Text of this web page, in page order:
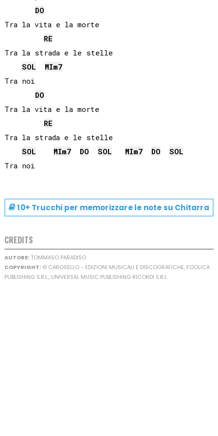
DO
Tra la vita e la morte
RE
Tra la strada e le stelle
SOL
MIm7
Tra noi
DO
Tra la vita e la morte
RE
Tra la strada e le stelle
SOL
MIm7 DO SOL MIm7 DO
SOL
10+ Trucchi per memorizzare le note su Chitarra
CREDITS
AUTORE:TOMMASO PARADISO
COPYRIGHT:© CAROSELLO - EDIZIONI MUSICALI E DISCOGRAFICHE, FOOLICA
PUBLISHING S.R.L., UNIVERSAL MUSIC PUBLISHING RICORDI S.R.L